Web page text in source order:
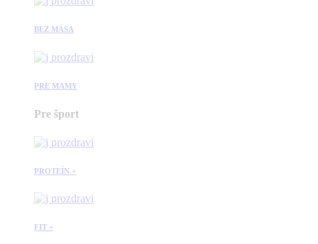
BEZ MÄSA
PRE MAMY
Pre šport
PROTEÍN +
FIT +